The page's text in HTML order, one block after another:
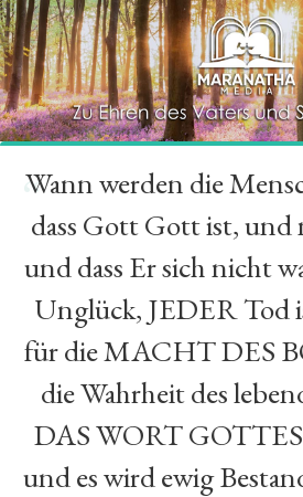
“
Wann werden die
dass Gott Gott ist,
und dass Er sich nicht
Unglück, JEDER Tod
für die MACHT DES
die Wahrheit des
DAS WORT
und es wird ewig